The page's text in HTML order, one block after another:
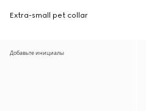
Extra-small pet collar
Добавьте инициалы